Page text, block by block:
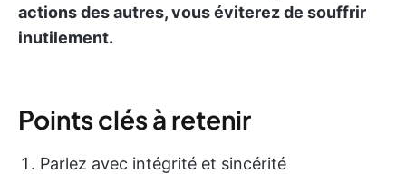
actions des autres, vous éviterez de souffrir
inutilement.
Points clés à retenir
Parlez avec intégrité et sincérité